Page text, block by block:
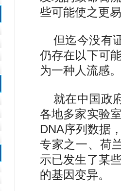
些可能使之更
但迄今没有
仍存在以下可
为一种人流感。
就在中国政
各地多家实验
DNA序列数据
专家之一、荷
示已发生了某
的基因变异。